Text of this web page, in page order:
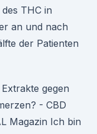
THC in
an und nach
der Patienten
gegen
- CBD
Magazin Ich bin